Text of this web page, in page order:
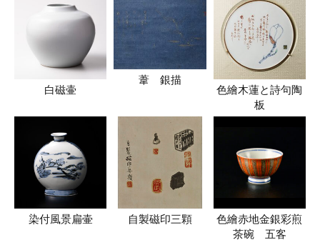
白磁壷
葦 銀描
色繪木蓮と詩句陶
板
染付風景扁壷 自製磁印三顆
色繪赤地金銀彩煎
茶碗 五客